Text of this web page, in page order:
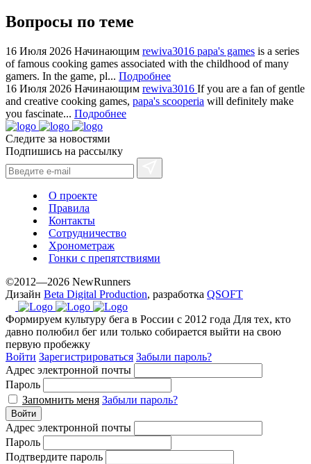
cheap
https://ylfactoryrolex.com/
hilarity
exceptional
method.
www.yvessaintlaurent.to
with
the
best
prices.
Вопросы по теме
16 Июля 2026 Начинающим rewiva3016 papa's games is a series
of famous cooking games associated with the childhood of many
gamers. In the game, pl... Подробнее
16 Июля 2026 Начинающим rewiva3016 If you are a fan of gentle
and creative cooking games, papa's scooperia will definitely make
you fascinate... Подробнее
Следите за новостями
Подпишись на рассылку
О проекте
Правила
Контакты
Сотрудничество
Хронометраж
Гонки с препятствиями
©2012—2026 NewRunners
Дизайн Beta Digital Production, разработка QSOFT
Формируем культуру бега в России с 2012 года Для тех, кто
давно полюбил бег или только собирается выйти на свою
первую пробежку
Войти Зарегистрироваться Забыли пароль?
Адрес электронной почты
Пароль
Запомнить меня Забыли пароль?
Войти
Адрес электронной почты
Пароль
Подтвердите пароль